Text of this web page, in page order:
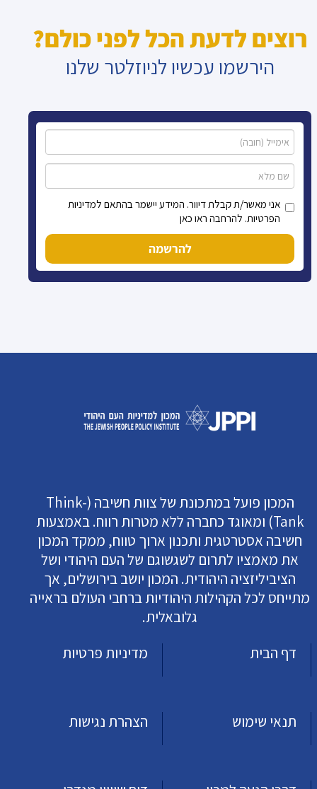
רוצים לדעת הכל לפני כולם?
הירשמו עכשיו לניוזלטר שלנו
אני מאשר/ת קבלת דיוור. המידע יישמר בהתאם למדיניות
הפרטיות. להרחבה ראו כאן
להרשמה
המכון פועל במתכונת של צוות חשיבה (Think-
Tank) ומאוגד כחברה ללא מטרות רווח. באמצעות
חשיבה אסטרטגית ותכנון ארוך טווח, ממקד המכון
את מאמציו לתרום לשגשוגם של העם היהודי ושל
הציביליזציה היהודית. המכון יושב בירושלים, אך
מתייחס לכל הקהילות היהודיות ברחבי העולם בראייה
גלובאלית.
דף הבית
מדיניות פרטיות
תנאי שימוש הצהרת נגישות